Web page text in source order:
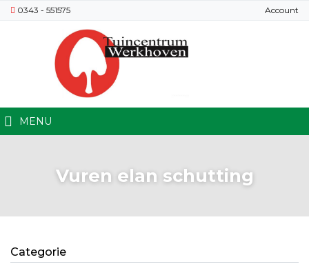
0343 - 551575 Account
MENU
Vuren elan schutting
Categorie